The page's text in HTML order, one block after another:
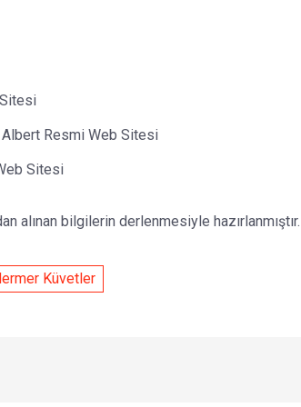
Resmi Web Sitesi
Sitesi
alınan bilgilerin derlenmesiyle hazırlanmıştır.
Küvetler